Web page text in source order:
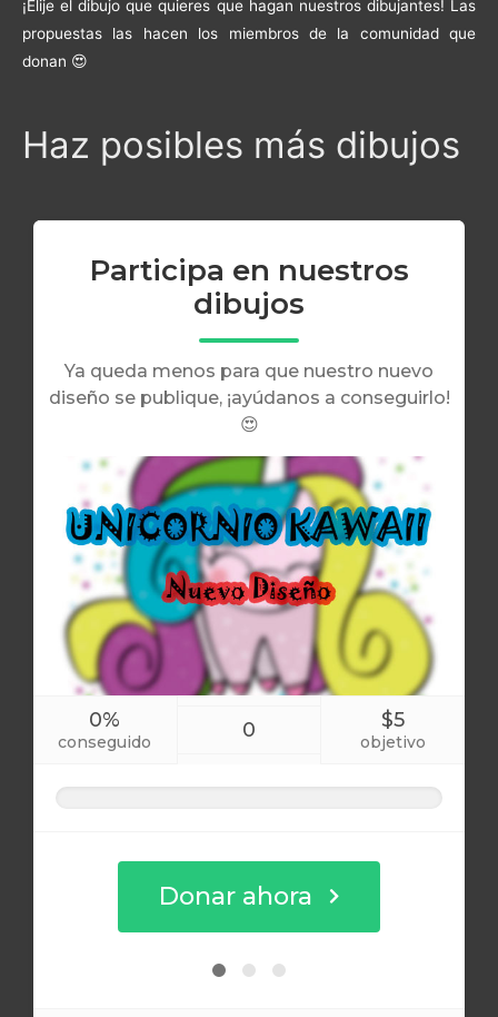
¡Elije el dibujo que quieres que hagan nuestros dibujantes! Las
propuestas las hacen los miembros de la comunidad que
donan 😍
Haz posibles más dibujos